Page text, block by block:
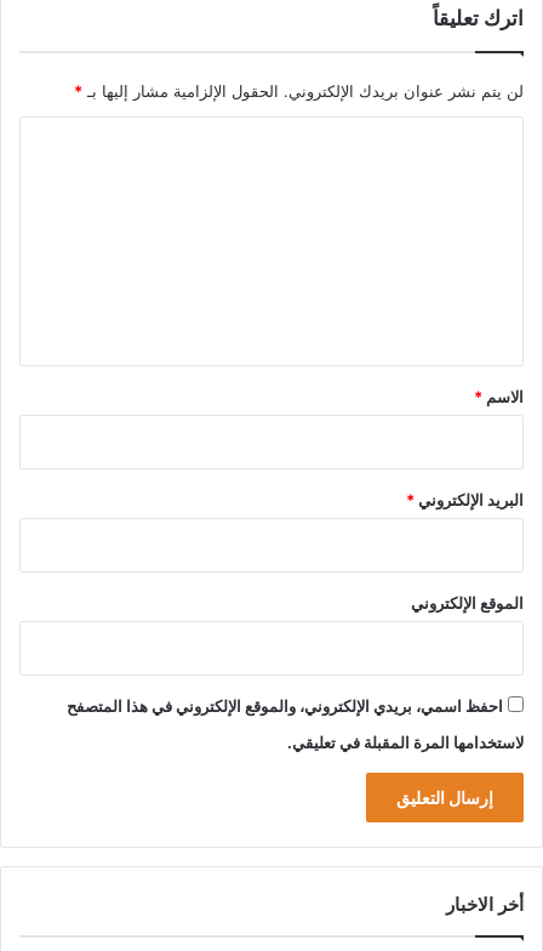
اترك تعليقاً
لن يتم نشر عنوان بريدك الإلكتروني. الحقول الإلزامية مشار إليها بـ *
*
الاسم *
البريد الإلكتروني*
الموقع الإلكتروني
احفظ اسمي، بريدي الإلكتروني، والموقع الإلكتروني في هذا المتصفح
لاستخدامها المرة المقبلة في تعليقي.
أخر الاخبار